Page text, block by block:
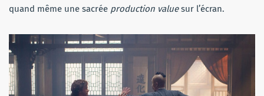
quand même une sacrée production valuesur l’écran.